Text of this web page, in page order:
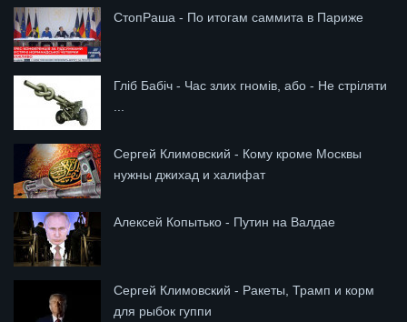
СтопРаша - По итогам саммита в Париже
Гліб Бабіч - Час злих гномів, або - Не стріляти
...
Сергей Климовский - Кому кроме Москвы
нужны джихад и халифат
Алексей Копытько - Путин на Валдае
Сергей Климовский - Ракеты, Трамп и корм
для рыбок гуппи